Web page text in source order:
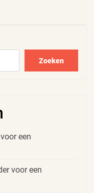
Zoeken
een
voor een